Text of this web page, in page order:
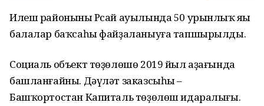
Илеш районының Рсай ауылында 50 урынлыҡ яңы
балалар баҡсаһы файҙаланыуға тапшырылды.
Социаль объект төҙөлөшө 2019 йыл аҙағында
башланғайны. Дәүләт заказсыһы –
Башҡортостан Капиталь төҙөлөш идаралығы.